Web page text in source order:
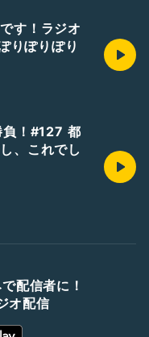
す！ラジオ
りぽりぽり
負！#127 都
、これでし
配信者に！
オ配信